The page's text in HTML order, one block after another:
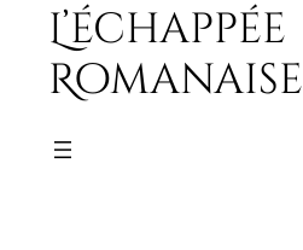
L’échappée
Romanaise